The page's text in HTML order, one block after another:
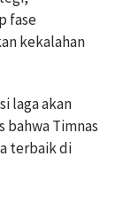
fase
kekalahan
laga akan
Timnas
terbaik di